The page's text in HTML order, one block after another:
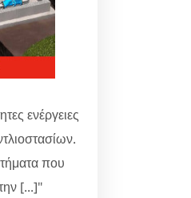
ενέργειες
που
[...]"